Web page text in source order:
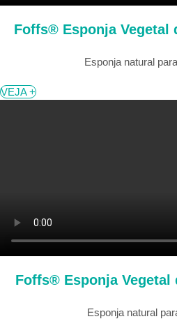
Foffs® Esponja Vegetal
Esponja natural
VEJA +
Foffs® Esponja Vegetal
Esponja natural